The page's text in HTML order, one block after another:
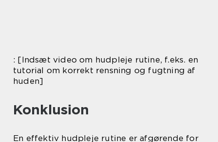
: [Indsæt video om hudpleje rutine, f.eks. en
tutorial om korrekt rensning og fugtning af
huden]
Konklusion
En effektiv hudpleje rutine er afgørende for